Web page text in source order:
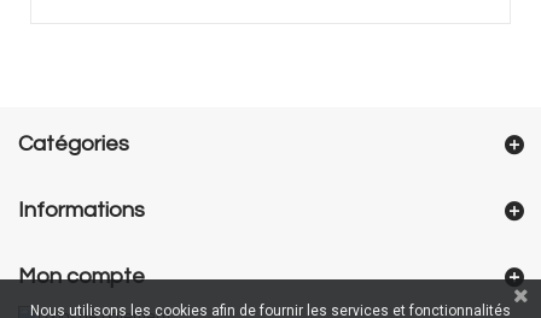
Catégories
Informations
Mon compte
Nous utilisons les cookies afin de fournir les services et fonctionnalités